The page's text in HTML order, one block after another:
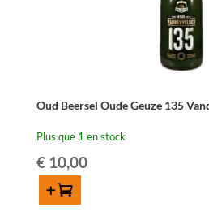
Oud Beersel Oude Geuze 135
Plus que 1 en stock
€10,00
Ajouter au panier